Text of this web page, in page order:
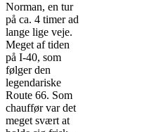
Norman, en tur
på ca. 4 timer ad
lange lige veje.
Meget af tiden
på I-40, som
følger den
legendariske
Route 66. Som
chauffør var det
meget svært at